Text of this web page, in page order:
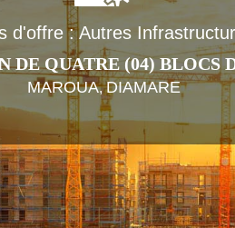
d'offre : Autres
DE QUATRE (04)
MAROUA,DIAMARE